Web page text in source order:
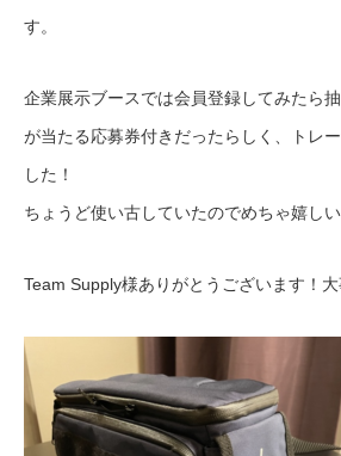
す。
企業展示ブースでは会員登録してみたら
が当たる応募券付きだったらしく、トレ
した！
ちょうど使い古していたのでめちゃ嬉しい
Team Supply様ありがとうございます！大